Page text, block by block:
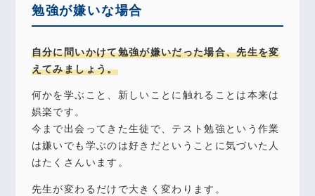
勉強が嫌いな場合
自分に問いかけて勉強が嫌いだった場合、先生を変
えてみましょう。
何かを学ぶこと、新しいことに触れることは本来は
娯楽です。
今まで出会ってきた生徒で、テスト勉強という作業
は嫌いでも学ぶのは好きだということに気づいた人
はたくさんいます。
先生が変わるだけで大きく変わります。